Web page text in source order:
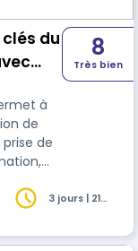
du
à
de
de
8
Très bien
3 jours | 21